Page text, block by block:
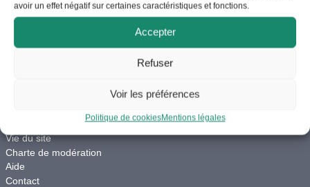
avoir un effet négatif sur certaines caractéristiques et fonctions.
Accepter
Refuser
Voir les préférences
Politique de cookiesMentions légales
ACCES
Vie du site
Charte de modération
Aide
Contact